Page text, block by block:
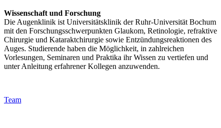
Wissenschaft und Forschung
Die Augenklinik ist Universitätsklinik der Ruhr-Universität Bochum
mit den Forschungsschwerpunkten Glaukom, Retinologie, refraktive
Chirurgie und Kataraktchirurgie sowie Entzündungsreaktionen des
Auges. Studierende haben die Möglichkeit, in zahlreichen
Vorlesungen, Seminaren und Praktika ihr Wissen zu vertiefen und
unter Anleitung erfahrener Kollegen anzuwenden.
Team